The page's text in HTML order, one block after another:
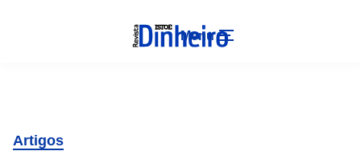
Menu
Artigos